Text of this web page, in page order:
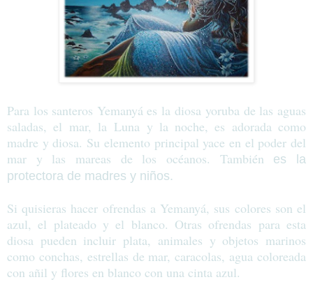
Para los santeros Yemanyá es la diosa yoruba de las aguas
saladas, el mar, la Luna y la noche, es adorada como
madre y diosa. Su elemento principal yace en el poder del
mar y las mareas de los océanos. También
es la
protectora de madres y niños.
Si quisieras hacer ofrendas a Yemanyá, sus colores son el
azul, el plateado y el blanco. Otras ofrendas para esta
diosa pueden incluir plata, animales y objetos marinos
como conchas, estrellas de mar, caracolas, agua coloreada
con añil y flores en blanco con una cinta azul.